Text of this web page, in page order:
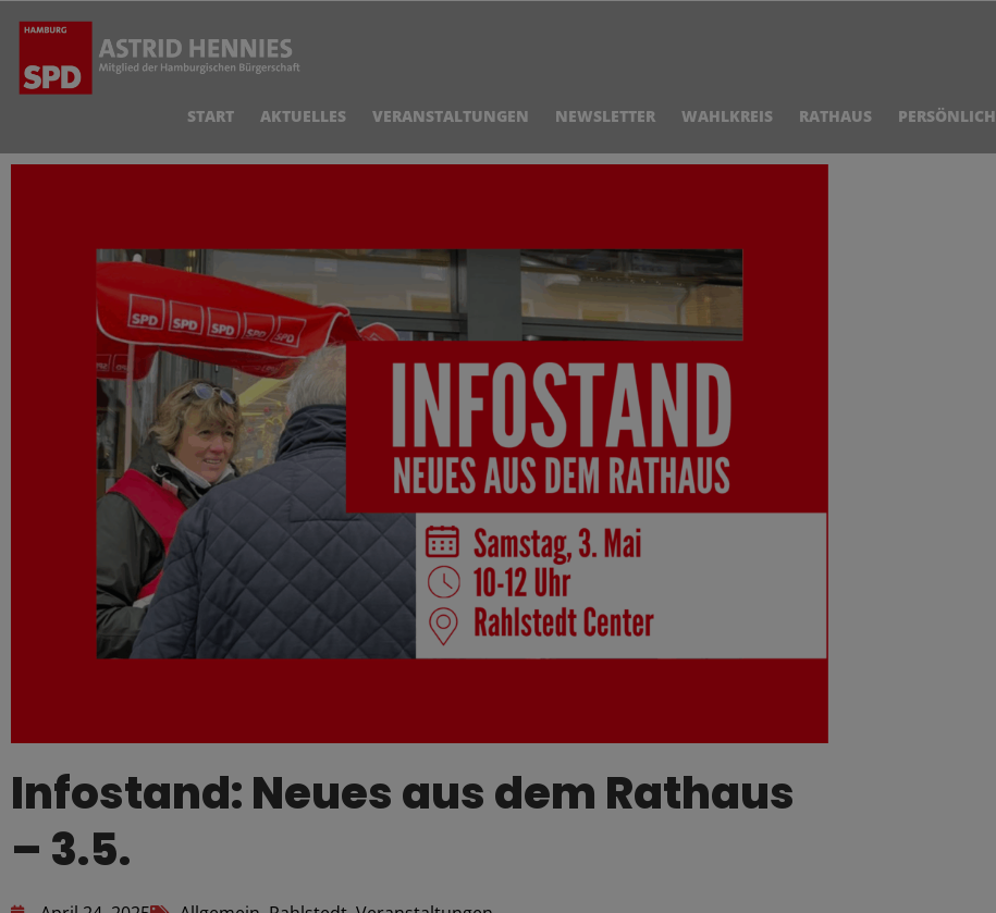
START AKTUELLES VERANSTALTUNGEN NEWSLETTER WAHLKREIS RATHAUS PERSÖNLICH
Infostand: Neues aus dem Rathaus
– 3.5.